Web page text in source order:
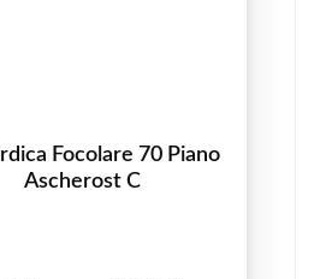
Focolare 70 Piano
Ascherost C